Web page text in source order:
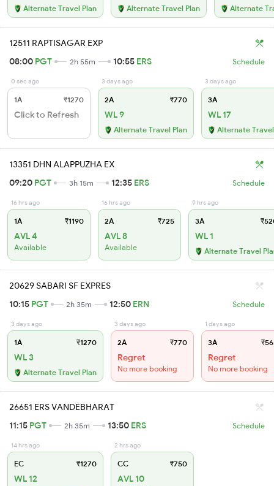
Alternate Travel Plan Alternate Travel Plan Alternate
12511 RAPTISAGAR EXP
08:00 PGT 2h 55m 10:55 ERS Schedule
0 sec ago
1A ₹1270
Click to Refresh
3 days ago
2A ₹770
WL 9
Alternate Travel Plan
3 days ago
3A
WL 17
Alternate
13351 DHN ALAPPUZHA EX
09:20 PGT 3h 15m 12:35 ERS Schedule
16 hrs ago
1A ₹1190
AVL 4
Available
16 hrs ago
2A ₹725
AVL 8
Available
9 hrs ago
3A
WL 1
Alternate Travel
20629 SABARI SF EXPRES
10:15 PGT 2h 35m 12:50 ERN Schedule
3 days ago
1A ₹1270
WL 3
Alternate Travel Plan
3 days ago
2A ₹770
Regret
No more booking
1 days ago
3A
Regret
No more booking
26651 ERS VANDEBHARAT
11:15 PGT 2h 35m 13:50 ERS Schedule
14 hrs ago
EC ₹1270
WL 12
2 hrs ago
CC ₹750
AVL 10